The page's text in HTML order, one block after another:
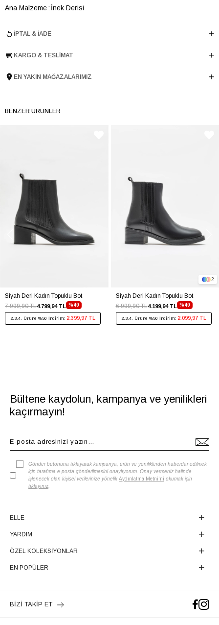
Ana Malzeme İnek Derisi
Topuk Boyu 8 cm
Tema Exotic
İPTAL & İADE
KARGO & TESLIMAT
EN YAKIN MAĞAZALARIMIZ
BENZER ÜRÜNLER
Siyah Deri Kadın Topuklu Bot
%40
4.799,94 TL
7.999,90 TL
2.3.4. Ürüne %50 İndirim: 2.399,97 TL
Siyah Deri Kadın Topuklu Bot
%40
4.199,94 TL
6.999,90 TL
2.3.4. Ürüne %50 İndirim: 2.099,97 TL
2
Bültene kaydolun, kampanya ve yenilikleri
kaçırmayın!
Gönder butonuna tıklayarak kampanya, ürün ve yeniliklerden haberdar edilmek
için tarafıma e-posta gönderilmesini onaylıyorum. Onay vermeniz halinde
işlenecek olan kişisel verilerinize yönelik Aydınlatma Metni'ni okumak için
tıklayınız
ELLE
YARDIM
ÖZEL KOLEKSİYONLAR
EN POPÜLER
BİZİ TAKİP ET